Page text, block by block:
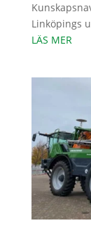
Linköpings
LÄS MER